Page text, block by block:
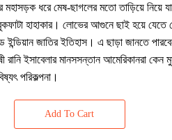
ধরে মেষ-ছাগলের মতো তাড়িয়ে নিয়ে
বুকফাটা হাহাকার। লোভের আগুনে ছাই হয়ে যেতে
জাতির ইতিহাস। এ ছাড়া জানতে
রানি ইসাবেলার মানসসন্তান আমেরিকানরা কেন
পরিকল্পনা।
Add To Cart